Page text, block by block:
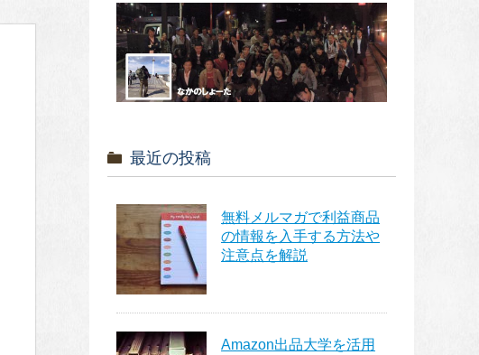
最近の投稿
無料メルマガで利益商品
の情報を入手する方法や
注意点を解説
Amazon出品大学を活用